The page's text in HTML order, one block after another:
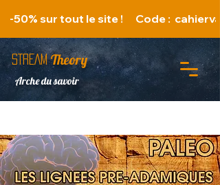
-50% sur tout le site !      Code :
STREAM Theory
Arche du savoir